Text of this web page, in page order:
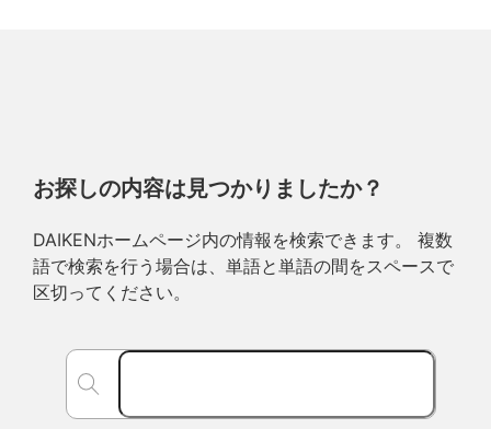
お探しの内容は見つかりましたか？
DAIKENホームページ内の情報を検索できます。 複数
語で検索を行う場合は、単語と単語の間をスペースで
区切ってください。